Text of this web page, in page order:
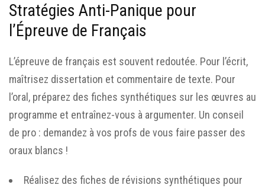
Stratégies Anti-Panique pour
l’Épreuve de Français
L’épreuve de français est souvent redoutée. Pour l’écrit,
maîtrisez dissertation et commentaire de texte. Pour
l’oral, préparez des fiches synthétiques sur les œuvres au
programme et entraînez-vous à argumenter. Un conseil
de pro : demandez à vos profs de vous faire passer des
oraux blancs !
Réalisez des fiches de révisions synthétiques pour